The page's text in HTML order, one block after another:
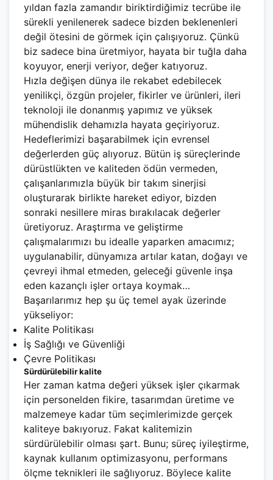
yıldan fazla zamandır biriktirdiğimiz tecrübe ile
sürekli yenilenerek sadece bizden beklenenleri
değil ötesini de görmek için çalışıyoruz. Çünkü
biz sadece bina üretmiyor, hayata bir tuğla daha
koyuyor, enerji veriyor, değer katıyoruz.
Hızla değişen dünya ile rekabet edebilecek
yenilikçi, özgün projeler, fikirler ve ürünleri, ileri
teknoloji ile donanmış yapımız ve yüksek
mühendislik dehamızla hayata geçiriyoruz.
Hedeflerimizi başarabilmek için evrensel
değerlerden güç alıyoruz. Bütün iş süreçlerinde
dürüstlükten ve kaliteden ödün vermeden,
çalışanlarımızla büyük bir takım sinerjisi
oluşturarak birlikte hareket ediyor, bizden
sonraki nesillere miras bırakılacak değerler
üretiyoruz. Araştırma ve geliştirme
çalışmalarımızı bu idealle yaparken amacımız;
uygulanabilir, dünyamıza artılar katan, doğayı ve
çevreyi ihmal etmeden, geleceği güvenle inşa
eden kazançlı işler ortaya koymak…
Başarılarımız hep şu üç temel ayak üzerinde
yükseliyor:
Kalite Politikası
İş Sağlığı ve Güvenliği
Çevre Politikası
Sürdürülebilir kalite
Her zaman katma değeri yüksek işler çıkarmak
için personelden fikire, tasarımdan üretime ve
malzemeye kadar tüm seçimlerimizde gerçek
kaliteye bakıyoruz. Fakat kalitemizin
sürdürülebilir olması şart. Bunu; süreç iyileştirme,
kaynak kullanım optimizasyonu, performans
ölçme teknikleri ile sağlıyoruz. Böylece kalite